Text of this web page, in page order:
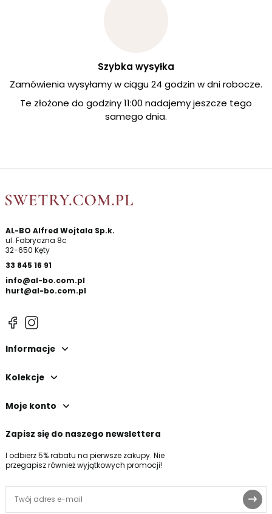
Szybka wysyłka
Zamówienia wysyłamy w ciągu 24 godzin w dni robocze.
Te złożone do godziny 11:00 nadajemy jeszcze tego
samego dnia.
AL-BO Alfred Wojtala Sp.k.
ul. Fabryczna 8c
32-650 Kęty
33 845 16 91
info@al-bo.com.pl
hurt@al-bo.com.pl
Informacje
Kolekcje
Moje konto
Zapisz się do naszego newslettera
I odbierz 5% rabatu na pierwsze zakupy. Nie
przegapisz również wyjątkowych promocji!